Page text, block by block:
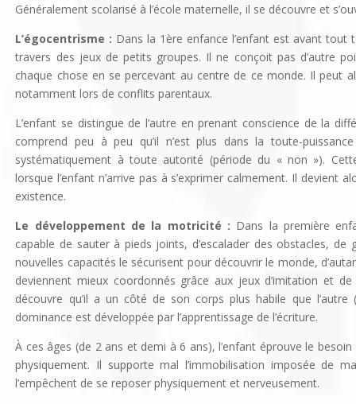
Généralement scolarisé à l’école maternelle, il se découvre et
L’égocentrisme : Dans la 1ère enfance l’enfant est avant
travers des jeux de petits groupes. Il ne conçoit pas d’autre
chaque chose en se percevant au centre de ce monde. Il peut
notamment lors de conflits parentaux.
L’enfant se distingue de l’autre en prenant conscience de la
comprend peu à peu qu’il n’est plus dans la toute-
systématiquement à toute autorité (période du « non »).
lorsque l’enfant n’arrive pas à s’exprimer calmement. Il devient
existence.
Le développement de la motricité : Dans la première
capable de sauter à pieds joints, d’escalader des obstacles,
nouvelles capacités le sécurisent pour découvrir le monde,
deviennent mieux coordonnés grâce aux jeux d’imitation et
découvre qu’il a un côté de son corps plus habile que
dominance est développée par l’apprentissage de l’écriture.
À ces âges (de 2 ans et demi à 6 ans), l’enfant éprouve le
physiquement. Il supporte mal l’immobilisation imposée de
l’empêchent de se reposer physiquement et nerveusement.